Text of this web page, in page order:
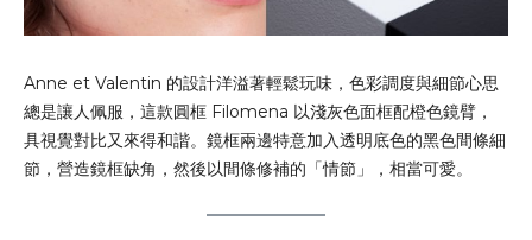
Anne et Valentin 的設計洋溢著輕鬆玩味，色彩調度與細節心思
總是讓人佩服，這款圓框 Filomena 以淺灰色面框配橙色鏡臂，
具視覺對比又來得和諧。鏡框兩邊特意加入透明底色的黑色間條細
節，營造鏡框缺角，然後以間條修補的「情節」，相當可愛。